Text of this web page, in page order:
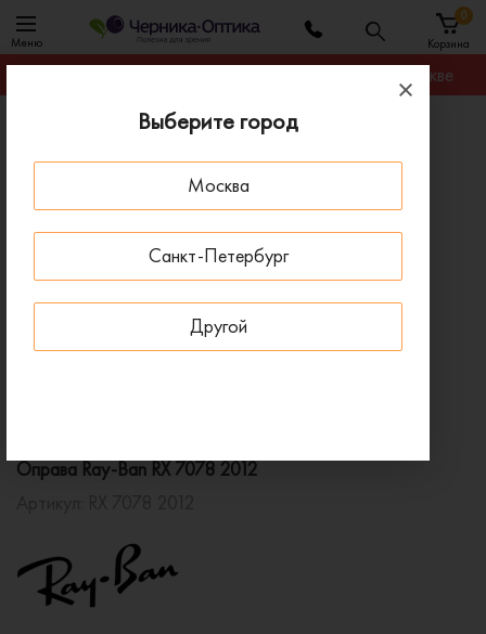
Выберите город
Москва
Санкт-Петербург
Другой
Меню Корзина
0
Гарантируем лучшую цену на любую оправу в Москве
Оправы для очков
Оправа Ray-Ban RX 7078 2012
Оправа Ray-Ban RX 7078 2012
ПОД ЗАКАЗ